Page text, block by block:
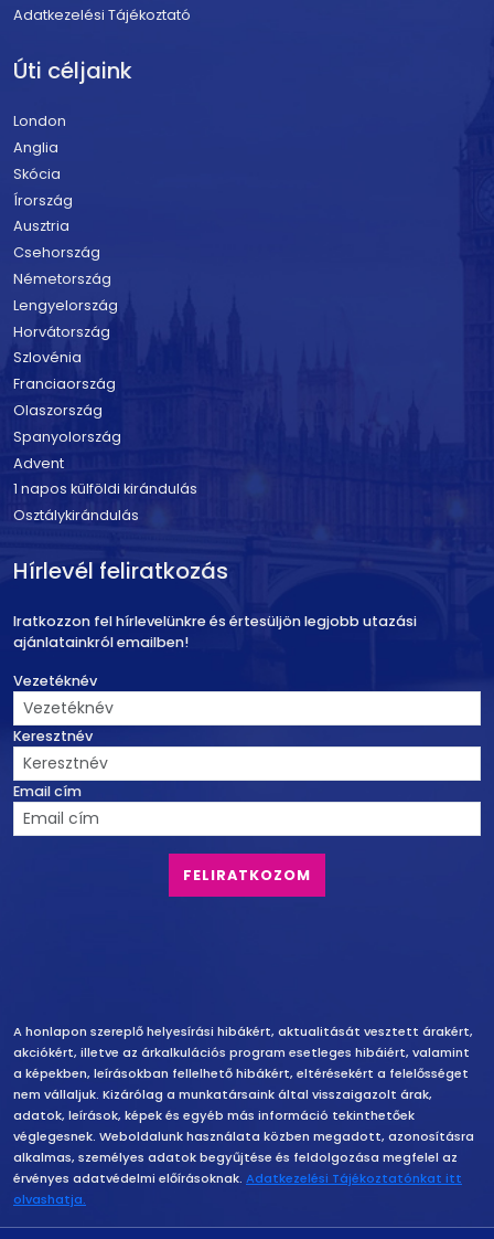
Adatkezelési Tájékoztató
Úti céljaink
London
Anglia
Skócia
Írország
Ausztria
Csehország
Németország
Lengyelország
Horvátország
Szlovénia
Franciaország
Olaszország
Spanyolország
Advent
1 napos külföldi kirándulás
Osztálykirándulás
Hírlevél feliratkozás
Iratkozzon fel hírlevelünkre és értesüljön legjobb utazási
ajánlatainkról emailben!
Vezetéknév
Keresztnév
Email cím
Felelősség vállalás
A honlapon szereplő helyesírási hibákért, aktualitását vesztett árakért,
akciókért, illetve az árkalkulációs program esetleges hibáiért, valamint
a képekben, leírásokban fellelhető hibákért, eltérésekért a felelősséget
nem vállaljuk. Kizárólag a munkatársaink által visszaigazolt árak,
adatok, leírások, képek és egyéb más információ tekinthetőek
véglegesnek. Weboldalunk használata közben megadott, azonosításra
alkalmas, személyes adatok begyűjtése és feldolgozása megfelel az
érvényes adatvédelmi előírásoknak. Adatkezelési Tájékoztatónkat itt
olvashatja.